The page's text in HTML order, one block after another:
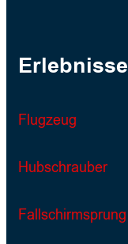
Erlebnisse
Flugzeug
Hubschrauber
Fallschirmsprung